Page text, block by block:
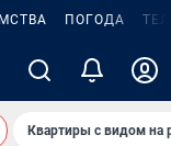
ПОГОДА
Квартиры с видом на